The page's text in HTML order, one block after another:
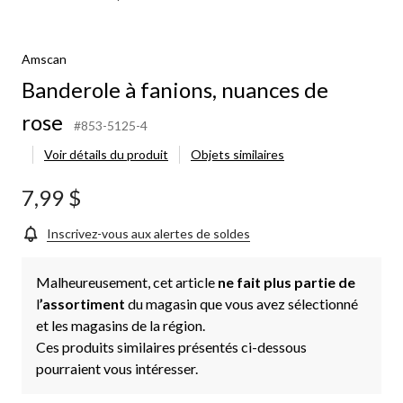
Amscan
Banderole à fanions, nuances de
rose
#853-5125-4
Voir détails du produit
Objets similaires
7,99 $
Inscrivez-vous aux alertes de soldes
Malheureusement, cet article ne fait plus partie de
l’assortiment du magasin que vous avez sélectionné
et les magasins de la région.
Ces produits similaires présentés ci-dessous
pourraient vous intéresser.